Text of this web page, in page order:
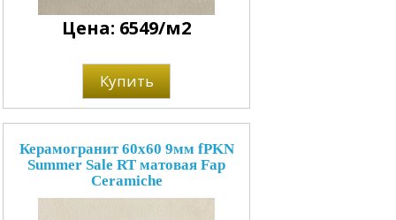
Цена: 6549/м2
Купить
Керамогранит 60x60 9мм fPKN
Summer Sale RT матовая Fap
Ceramiche